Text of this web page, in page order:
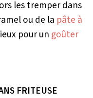
les tremper dans
ou de la pâte à
pour un goûter
FRITEUSE